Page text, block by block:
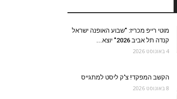
מוטי רייפ מכריז: "שבוע האופנה ישראל
קנדה תל אביב 2026" יוצא...
4 באוגוסט 2026
הקשב המפקד! צ'ק ליסט למתגייס
8 באוגוסט 2026